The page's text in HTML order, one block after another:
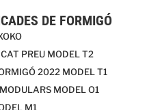
DE FORMIGÓ
PREU MODEL T2
2022 MODEL T1
MODEL O1
M1